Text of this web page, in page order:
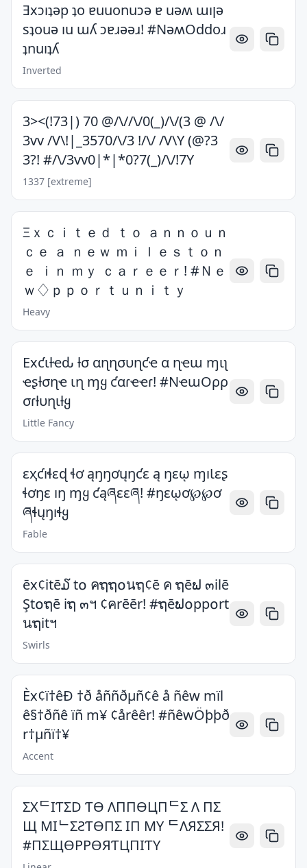
Ǝxɔıʇǝp ʇo ɐuuonuɔǝ ɐ uǝʍ ɯıןǝ
sʇouǝ ıu ɯʎ ɔɐɹǝǝɹ! #NǝʍOddoɹ
ʇnuıʇʎ
Inverted
3><(!73|) 70 @/\//\/0(_)/\/(3 @ /\/
3vv /V\!|_3570/\/3 !/\/ /V\Y (@?3
3?! #/\/3vv0|*|*0?7(_)/\/!7Y
1337 [extreme]
Ξｘｃｉｔｅｄ ｔｏ ａｎｎｏｕｎ
ｃｅ ａ ｎｅｗ ｍｉｌｅｓｔｏｎ
ｅ ｉｎ ｍｙ ｃａｒｅｅｒ! #Ｎｅ
ｗ♢ｐｐｏｒｔｕｎｉｔｙ
Heavy
Exƈιƚҽԃ ƚσ αɳɳσυɳƈҽ α ɳҽɯ ɱιʅ
ҽʂƚσɳҽ ιɳ ɱყ ƈαɾҽҽɾ! #NҽɯOρρ
σɾƚυɳιƚყ
Little Fancy
ɛҳƈıɬɛɖ ɬơ ąŋŋơųŋƈɛ ą ŋɛῳ ɱıƖɛʂ
ɬơŋɛ ıŋ ɱყ ƈąཞɛɛཞ! #ŋɛῳơ℘℘ơ
ཞɬųŋıɬყ
Fable
ēx¢itē໓ t໐ คຖຖ໐นຖ¢ē ค ຖēຟ ๓ilē
Şt໐ຖē iຖ ๓ฯ ¢คrēēr! #ຖēຟ໐pp໐rt
นຖitฯ
Swirls
Èx¢ï†êÐ †ð åññðµñ¢ê å ñêw mïl
ê§†ðñê ïñ m¥ ¢årêêr! #ñêwÖþþð
r†µñï†¥
Accent
ΣXᄃIƬΣD ƬӨ ΛППӨЦПᄃΣ Λ ПΣ
Щ MIᄂΣƧƬӨПΣ IП MY ᄃΛЯΣΣЯ!
#ПΣЩӨPPӨЯƬЦПIƬY